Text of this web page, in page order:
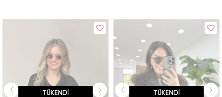
TÜKENDI TÜKENDI